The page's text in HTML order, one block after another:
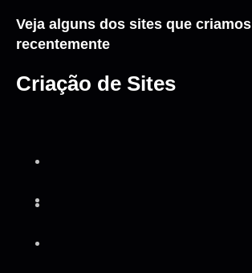
Veja alguns dos sites que criamos
recentemente
Criação de Sites